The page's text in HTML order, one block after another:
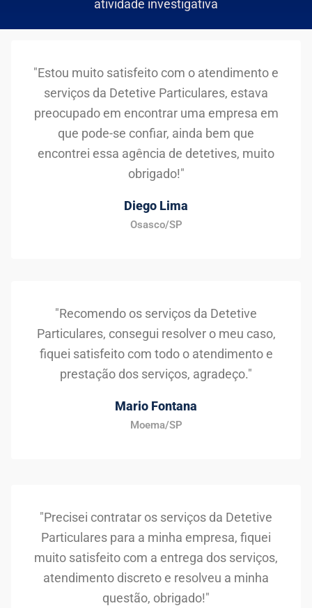
atividade investigativa
"Estou muito satisfeito com o atendimento e
serviços da Detetive Particulares, estava
preocupado em encontrar uma empresa em
que pode-se confiar, ainda bem que
encontrei essa agência de detetives, muito
obrigado!"
Diego Lima
Osasco/SP
"Recomendo os serviços da Detetive
Particulares, consegui resolver o meu caso,
fiquei satisfeito com todo o atendimento e
prestação dos serviços, agradeço."
Mario Fontana
Moema/SP
"Precisei contratar os serviços da Detetive
Particulares para a minha empresa, fiquei
muito satisfeito com a entrega dos serviços,
atendimento discreto e resolveu a minha
questão, obrigado!"